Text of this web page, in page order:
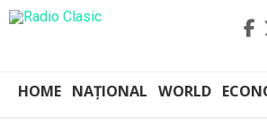
HOME NAȚIONAL WORLD